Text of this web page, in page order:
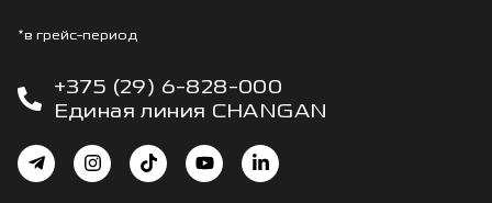
*в грейс-период
+375 (29) 6-828-000
Единая линия CHANGAN